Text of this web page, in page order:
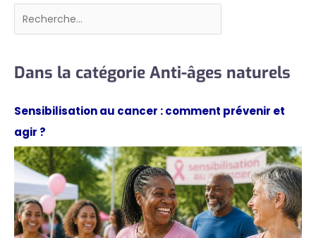
Rechercher
Dans la catégorie Anti-âges naturels
Sensibilisation au cancer : comment prévenir et
agir ?